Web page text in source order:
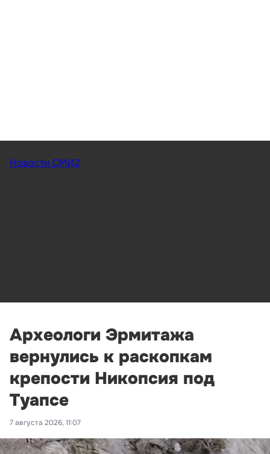
Новости СМИ2
Археологи Эрмитажа
вернулись к раскопкам
крепости Никопсия под
Туапсе
7 августа 2026, 11:07